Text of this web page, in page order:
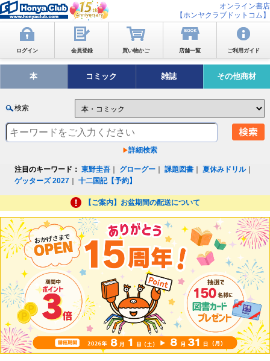
オンライン書店
【ホンヤクラブドットコム】
ログイン 会員登録 買い物かご 店舗一覧 ご利用ガイド
本 コミック 雑誌 その他商材
検索
詳細検索
注目のキーワード： 東野圭吾 グローグー ｜課題図書 ｜夏休みドリル｜
ゲッターズ 2027 ｜十二国記【予約】
【ご案内】お盆期間の配送について